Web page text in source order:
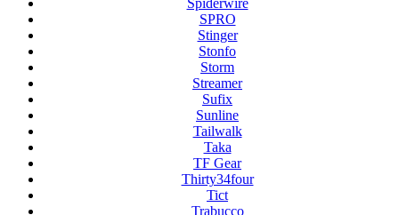
Spiderwire
SPRO
Stinger
Stonfo
Storm
Streamer
Sufix
Sunline
Tailwalk
Taka
TF Gear
Thirty34four
Tict
Trabucco